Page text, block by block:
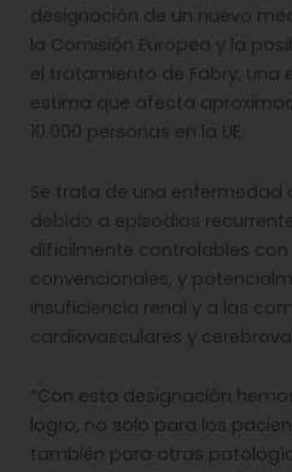
designación de un nuevo
la Comisión Europea y la
el tratamiento de Fabry, una
estima que afecta
10.000 personas en la UE.
Se trata de una enfermedad
debido a episodios
difícilmente controlables
convencionales, y
insuficiencia renal y a las
cardiovasculares y
“Con esta designación
logro, no solo para los
también para otras